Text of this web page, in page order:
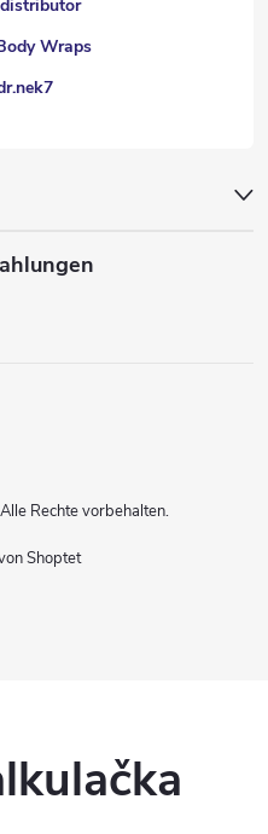
Wraps
Shoptet
Rechte vorbehalten.